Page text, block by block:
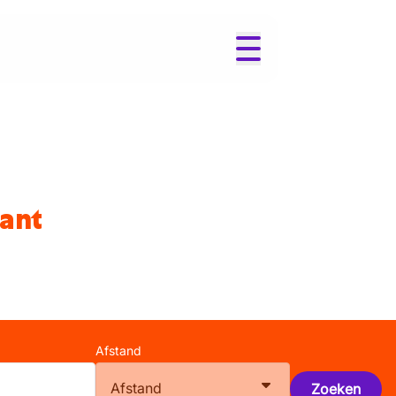
Afstand
Afstand Zoeken